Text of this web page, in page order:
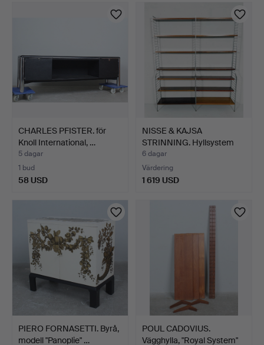
CHARLES PFISTER. för
Knoll International, …
5 dagar
1 bud
58 USD
NISSE & KAJSA
STRINNING. Hyllsystem
String…
6 dagar
Värdering
1 619 USD
PIERO FORNASETTI. Byrå,
modell "Panoplie" …
POUL CADOVIUS.
Vägghylla, "Royal System"